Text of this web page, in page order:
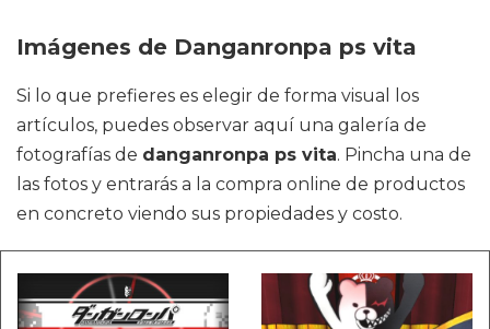
Imágenes de Danganronpa ps vita
Si lo que prefieres es elegir de forma visual los
artículos, puedes observar aquí una galería de
fotografías de danganronpa ps vita. Pincha una de
las fotos y entrarás a la compra online de productos
en concreto viendo sus propiedades y costo.